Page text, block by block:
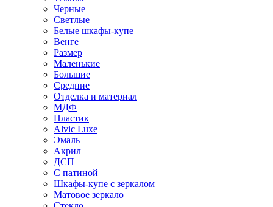
Черные
Светлые
Белые шкафы-купе
Венге
Размер
Маленькие
Большие
Средние
Отделка и материал
МДФ
Пластик
Alvic Luxe
Эмаль
Акрил
ДСП
С патиной
Шкафы-купе с зеркалом
Матовое зеркало